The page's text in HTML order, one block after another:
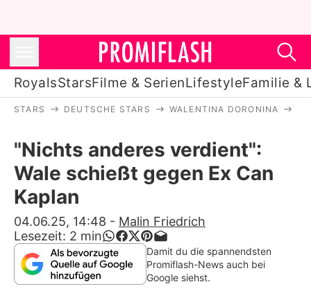
RoyalsStarsFilme & SerienLifestyleFamilie &
Stars
Filme & Serien
Lifestyle
Familie & Liebe
Promiflash Exklusiv
STARS DEUTSCHE STARS WALENTINA DORONINA
"Nichts anderes verdient":
Wale schießt gegen Ex Can
Kaplan
04.06.25, 14:48 - Malin Friedrich
Lesezeit: 2 min
Damit du die spannendsten
Promiflash-News auch bei
Google siehst.